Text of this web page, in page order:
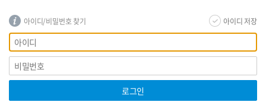
아이디/비밀번호 찾기 아이디 저장
회
원
로
그
인
아
이
디
비
밀
번
로그인